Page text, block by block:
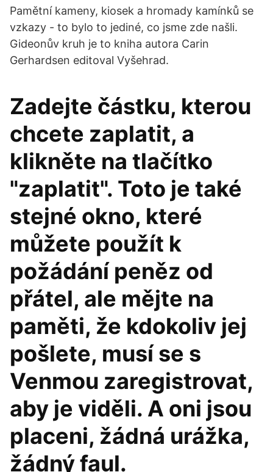
Pamětní kameny, kiosek a hromady kamínků se
vzkazy - to bylo to jediné, co jsme zde našli.
Gideonův kruh je to kniha autora Carin
Gerhardsen editoval Vyšehrad.
Zadejte částku, kterou
chcete zaplatit, a
klikněte na tlačítko
"zaplatit". Toto je také
stejné okno, které
můžete použít k
požádání peněz od
přátel, ale mějte na
paměti, že kdokoliv jej
pošlete, musí se s
Venmou zaregistrovat,
aby je viděli. A oni jsou
placeni, žádná urážka,
žádný faul.